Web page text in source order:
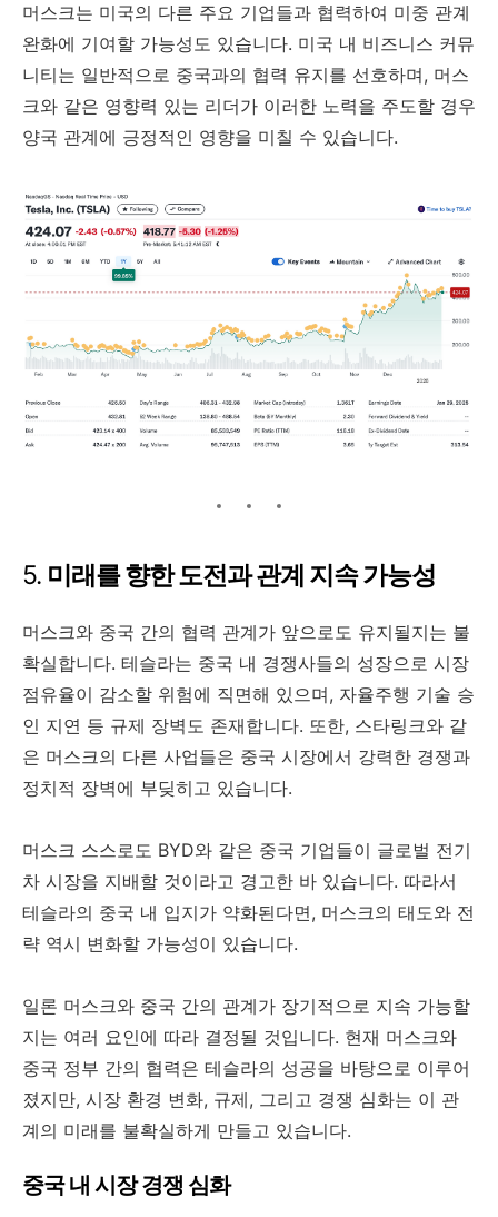
머스크는 미국의 다른 주요 기업들과 협력하여 미중 관계
완화에 기여할 가능성도 있습니다. 미국 내 비즈니스 커뮤
니티는 일반적으로 중국과의 협력 유지를 선호하며, 머스
크와 같은 영향력 있는 리더가 이러한 노력을 주도할 경우
양국 관계에 긍정적인 영향을 미칠 수 있습니다.
5. 미래를 향한 도전과 관계 지속 가능성
머스크와 중국 간의 협력 관계가 앞으로도 유지될지는 불
확실합니다. 테슬라는 중국 내 경쟁사들의 성장으로 시장
점유율이 감소할 위험에 직면해 있으며, 자율주행 기술 승
인 지연 등 규제 장벽도 존재합니다. 또한, 스타링크와 같
은 머스크의 다른 사업들은 중국 시장에서 강력한 경쟁과
정치적 장벽에 부딪히고 있습니다.
머스크 스스로도 BYD와 같은 중국 기업들이 글로벌 전기
차 시장을 지배할 것이라고 경고한 바 있습니다. 따라서
테슬라의 중국 내 입지가 약화된다면, 머스크의 태도와 전
략 역시 변화할 가능성이 있습니다.
일론 머스크와 중국 간의 관계가 장기적으로 지속 가능할
지는 여러 요인에 따라 결정될 것입니다. 현재 머스크와
중국 정부 간의 협력은 테슬라의 성공을 바탕으로 이루어
졌지만, 시장 환경 변화, 규제, 그리고 경쟁 심화는 이 관
계의 미래를 불확실하게 만들고 있습니다.
중국 내 시장 경쟁 심화